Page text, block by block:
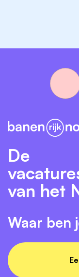
De
van het
Waar ben